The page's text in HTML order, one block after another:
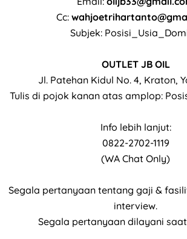
Cc:
Subjek:
OUTLET JB OIL
Jl. Patehan Kidul No. 4, Kraton,
Tulis di pojok kanan atas amplop:
Info lebih lanjut:
0822-2702-1119
(WA Chat Only)
Segala pertanyaan tentang gaji &
interview.
Segala pertanyaan dilayani